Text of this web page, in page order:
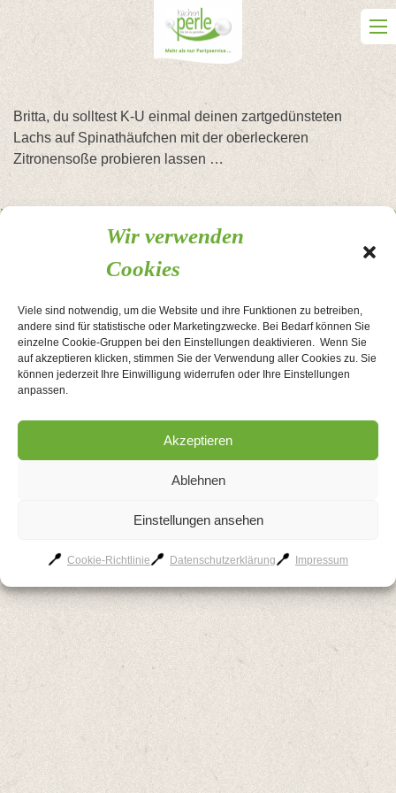
Wir verwenden
Cookies
Viele sind notwendig, um die Website und ihre Funktionen zu betreiben,
andere sind für statistische oder Marketingzwecke. Bei Bedarf können Sie
einzelne Cookie-Gruppen bei den Einstellungen deaktivieren. Wenn Sie
auf akzeptieren klicken, stimmen Sie der Verwendung aller Cookies zu. Sie
können jederzeit Ihre Einwilligung widerrufen oder Ihre Einstellungen
anpassen.
Akzeptieren
Ablehnen
Einstellungen ansehen
Cookie-Richtlinie Datenschutzerklärung Impressum
Skip
content
Britta, du solltest K-U einmal deinen zartgedünsteten
Lachs auf Spinathäufchen mit der oberleckeren
Zitronensoße probieren lassen …
Beitragsnavigation
Mir läuft das Wasser im Mund
Toller Web-Auftritt
AGB Kontakt Impressum
Datenschutzerklärung
Cookie-Richtlinie